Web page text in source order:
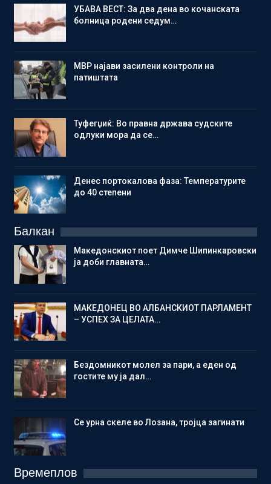
УБАВА ВЕСТ: За два дена во кочанската
болница родени седум…
МВР најави засилени контроли на
патиштата
Туфегџиќ: Во правна држава судските
одлуки мора да се…
Денес портокалова фаза: Температурите
до 40 степени
Балкан
Македонскиот поет Димче Шипинкаровски
ја доби главната…
МАКЕДОНЕЦ ВО АЛБАНСКИОТ ПАРЛАМЕНТ
– УСПЕХ ЗА ЦЕЛАТА…
Бездомникот молел за пари, а еден од
гостите му ја дал…
Се урна скеле во Лозана, тројца загинати
Времеплов